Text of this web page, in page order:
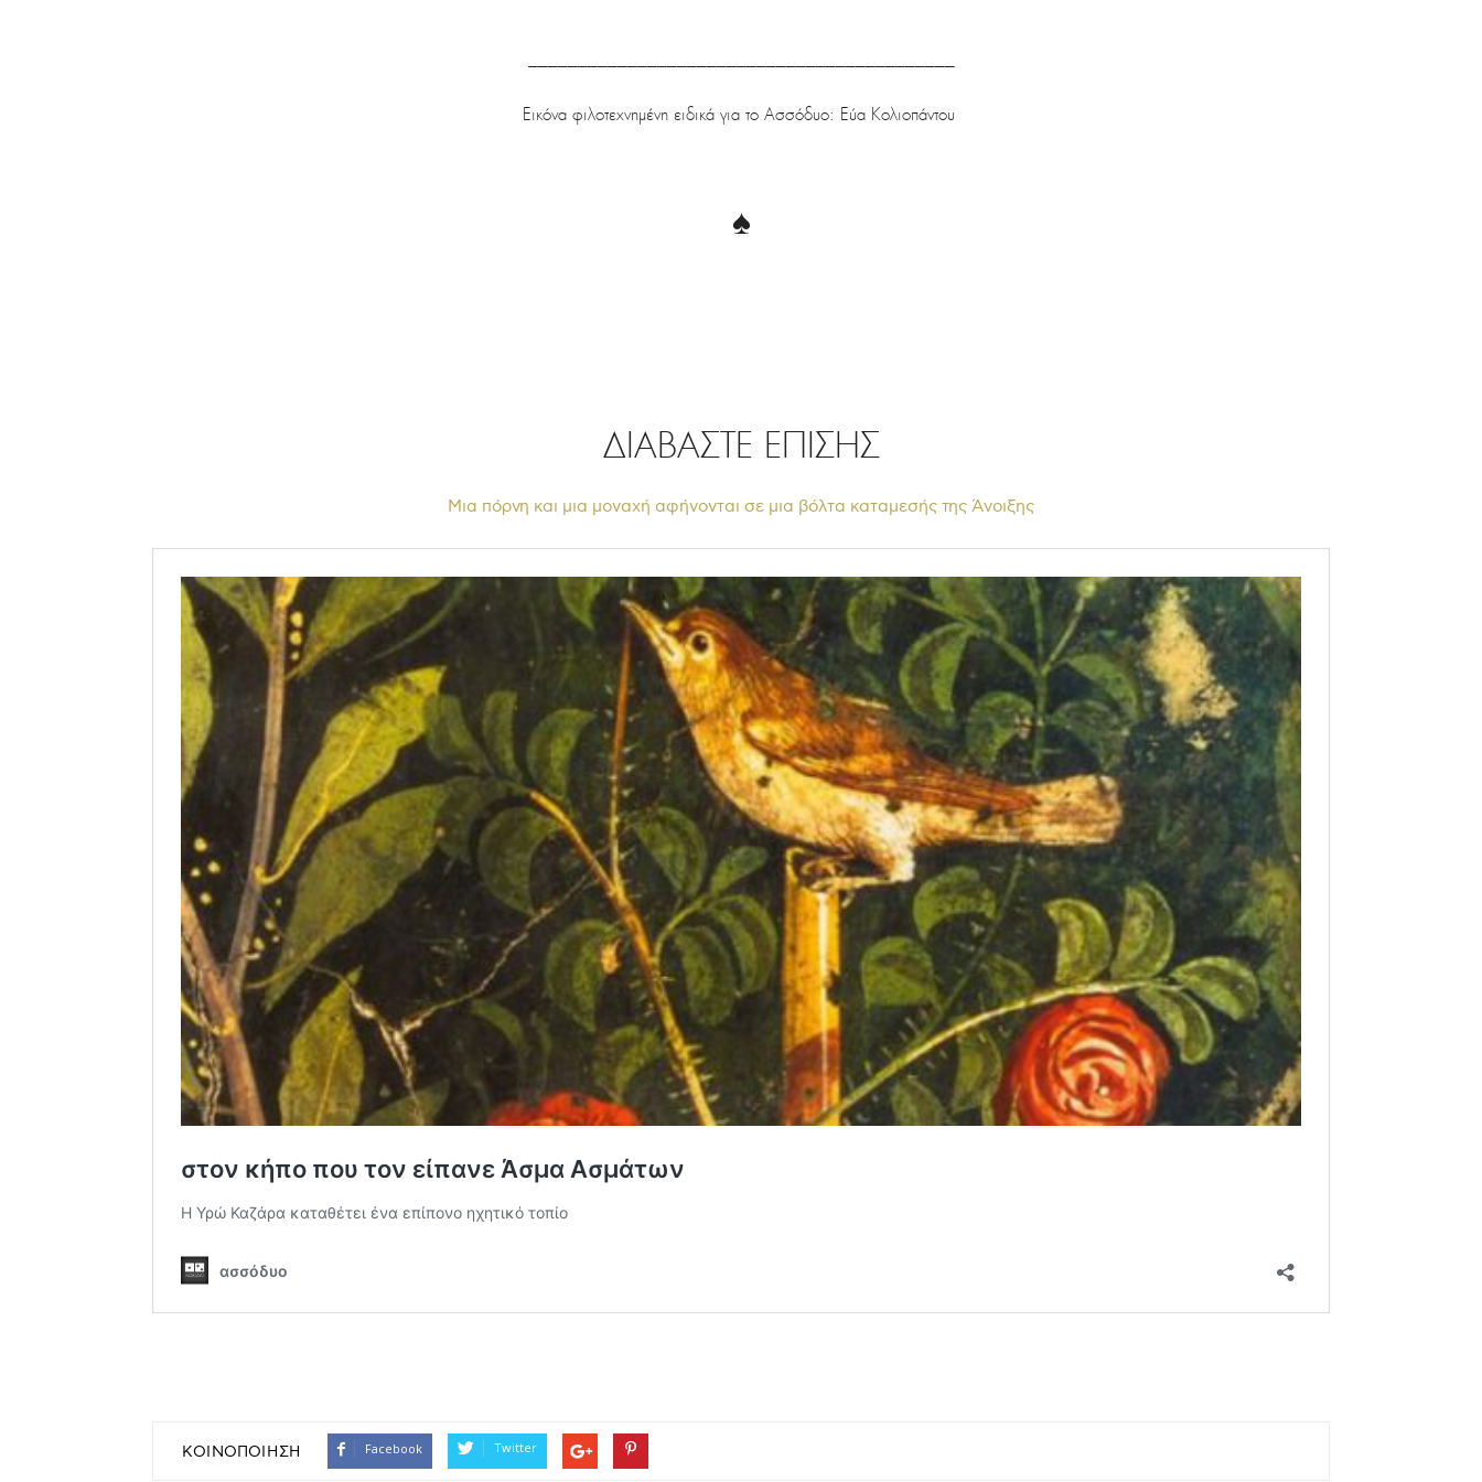
Εικόνα φιλοτεχνημένη ειδικά για το Ασσόδυο: Eύα Κολιοπάντου
♠
ΔΙΑΒΑΣΤΕ ΕΠΙΣΗΣ
Μια πόρνη και μια μοναχή αφήνονται σε μια βόλτα καταμεσής της Άνοιξης
ΚΟΙΝΟΠΟΙΗΣΗ Facebook Twitter